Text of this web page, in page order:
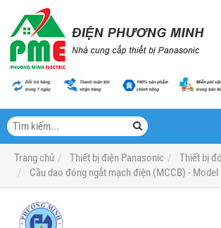
Trang chủ
Thiết bị điện Panasonic
Thiết bị
Cầu dao đóng ngắt mạch điện (MCCB) - Model